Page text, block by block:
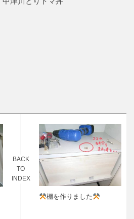
BACK
TO
INDEX
棚を作りました